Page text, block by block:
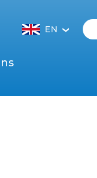
EN‹